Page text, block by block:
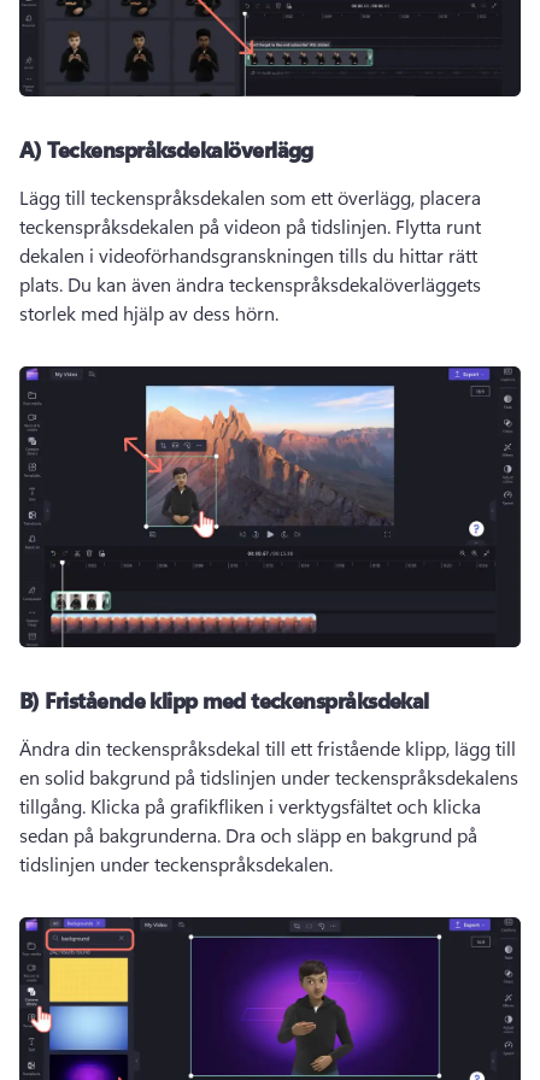
A) Teckenspråksdekalöverlägg
Lägg till teckenspråksdekalen som ett överlägg, placera
teckenspråksdekalen på videon på tidslinjen. Flytta runt
dekalen i videoförhandsgranskningen tills du hittar rätt
plats. Du kan även ändra teckenspråksdekalöverläggets
storlek med hjälp av dess hörn.
B) Fristående klipp med teckenspråksdekal
Ändra din teckenspråksdekal till ett fristående klipp, lägg till
en solid bakgrund på tidslinjen under teckenspråksdekalens
tillgång. Klicka på grafikfliken i verktygsfältet och klicka
sedan på bakgrunderna. Dra och släpp en bakgrund på
tidslinjen under teckenspråksdekalen.